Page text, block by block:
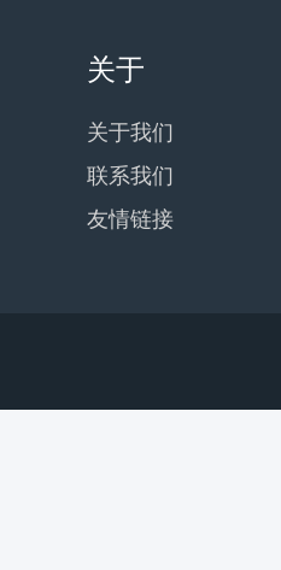
关于
关于我们
联系我们
友情链接